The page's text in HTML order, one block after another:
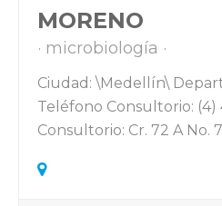
MORENO
microbiología
Ciudad: \Medellín\
Teléfono Consultorio: (4)
Consultorio: Cr. 72 A No.